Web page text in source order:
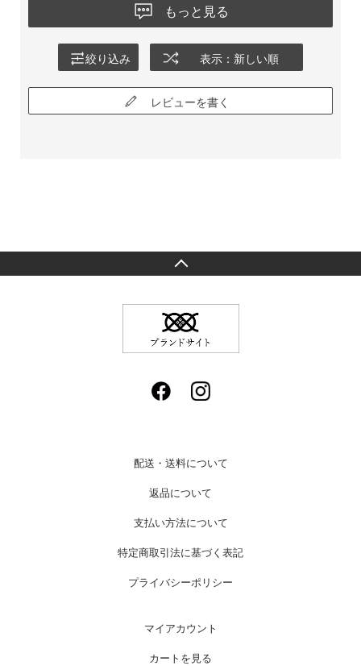
もっと見る
絞り込み 表示：新しい順
レビューを書く
配送・送料について
返品について
支払い方法について
特定商取引法に基づく表記
プライバシーポリシー
マイアカウント
カートを見る